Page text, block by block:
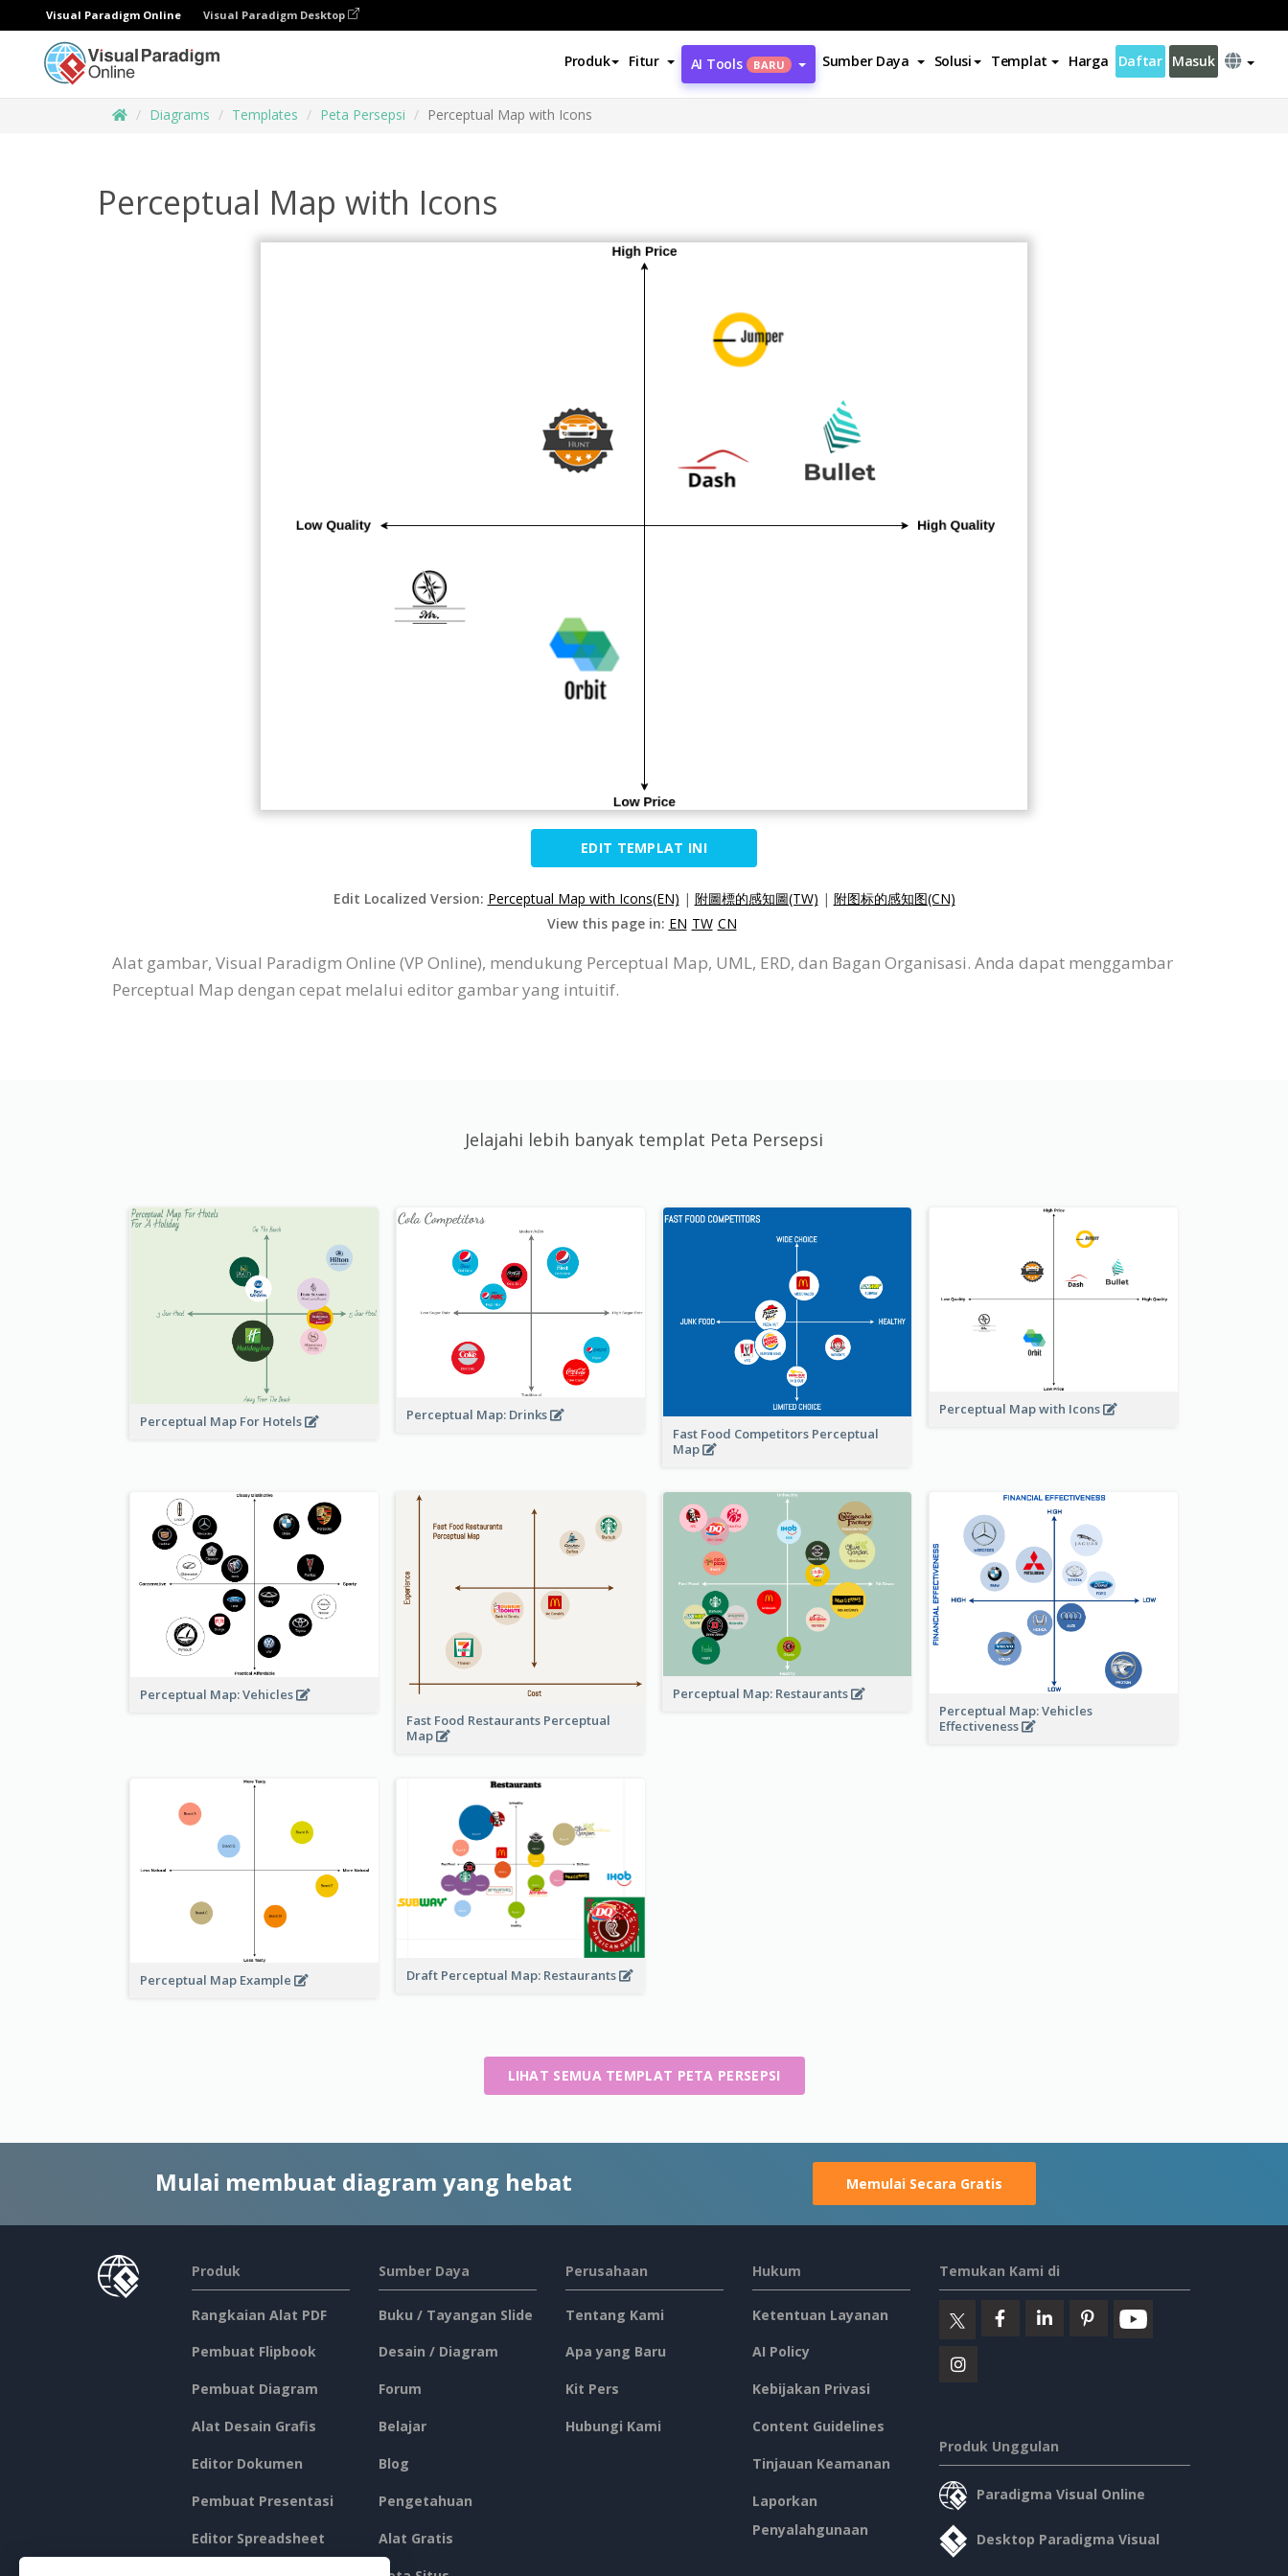
Visual Paradigm Online Visual Paradigm Desktop
Produk Fitur AI Tools BARU Sumber Daya Solusi Templat Harga Daftar Masuk
Diagrams Templates Peta Persepsi Perceptual Map with Icons
Perceptual Map with Icons
EDIT TEMPLAT INI
Edit Localized Version: Perceptual Map with Icons(EN) | 附圖標的感知圖(TW) | 附图标的感知图(CN)
View this page in: EN TW CN
Alat gambar, Visual Paradigm Online (VP Online), mendukung Perceptual Map, UML, ERD, dan Bagan Organisasi. Anda dapat menggambar
Perceptual Map dengan cepat melalui editor gambar yang intuitif.
Jelajahi lebih banyak templat Peta Persepsi
Perceptual Map For Hotels
Perceptual Map: Drinks
Fast Food Competitors Perceptual
Map
Perceptual Map with Icons
Perceptual Map: Vehicles
Fast Food Restaurants Perceptual
Map
Perceptual Map: Restaurants
Perceptual Map: Vehicles
Effectiveness
Perceptual Map Example Draft Perceptual Map: Restaurants
LIHAT SEMUA TEMPLAT PETA PERSEPSI
Mulai membuat diagram yang hebat Memulai Secara Gratis
Produk
Rangkaian Alat PDF
Pembuat Flipbook
Pembuat Diagram
Alat Desain Grafis
Editor Dokumen
Pembuat Presentasi
Editor Spreadsheet
Sumber Daya
Buku / Tayangan Slide
Desain / Diagram
Forum
Belajar
Blog
Pengetahuan
Alat Gratis
Perusahaan
Tentang Kami
Apa yang Baru
Kit Pers
Hubungi Kami
Hukum
Ketentuan Layanan
AI Policy
Kebijakan Privasi
Content Guidelines
Tinjauan Keamanan
Laporkan
Penyalahgunaan
Temukan Kami di
Produk Unggulan
Paradigma Visual Online
Desktop Paradigma Visual